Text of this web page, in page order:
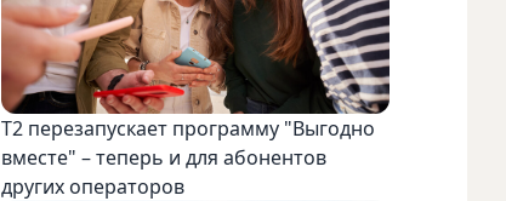
Т2 перезапускает программу "Выгодно
вместе" – теперь и для абонентов
других операторов